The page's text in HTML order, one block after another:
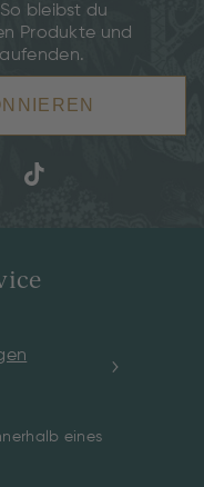
bleibst du
Produkte und
eines